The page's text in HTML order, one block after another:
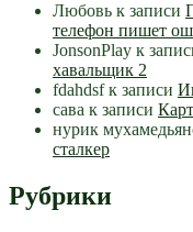
Любовь к записи
телефон пишет
JonsonPlay к
хавальщик 2
fdahdsfк записи
сава к записи
нурик
сталкер
Рубрики